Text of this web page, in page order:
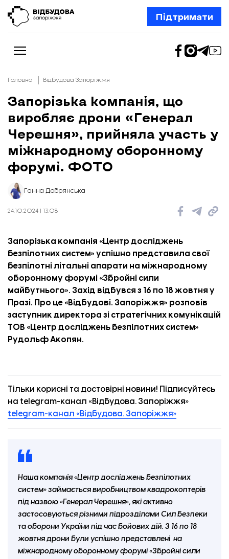
Підтримати
Новини
Відбудова Запоріжжя
Ексклюзив
Бізнес
Шлях додому
Відбудова. Життя
Колонки
Про нас
Редакційна політика
Головна Відбудова Запоріжжя
Запорізька компанія, що
виробляє дрони «Генерал
Черешня», прийняла участь у
міжнародному оборонному
форумі. ФОТО
Ганна Добрянська
24.10.2024 | 13:08
Запорізька компанія «Центр досліджень
безпілотних систем» успішно представила свої
безпілотні літальні апарати на міжнародному
оборонному форумі «Збройні сили
майбутнього». Захід відбувся з 16 по 18 жовтня у
Празі. Про це «Відбудові. Запоріжжя» розповів
заступник директора зі стратегічних комунікацій
ТОВ «Центр досліджень безпілотних систем»
Рудольф Акопян.
Тільки корисні та достовірні новини! Підписуйтесь
на telegram-канал «Відбудова. Запоріжжя»
telegram-канал «Відбудова. Запоріжжя»
Наша компанія «Центр досліджень безпілотних
систем» займається виробництвом квадрокоптерів
під назвою «Генерал Черешня», які активно
застосовуються різними підрозділами Сил безпеки
та оборони України під час бойових дій. З 16 по 18
жовтня дрони були успішно представлені на
міжнародному оборонному форумі «Збройні сили